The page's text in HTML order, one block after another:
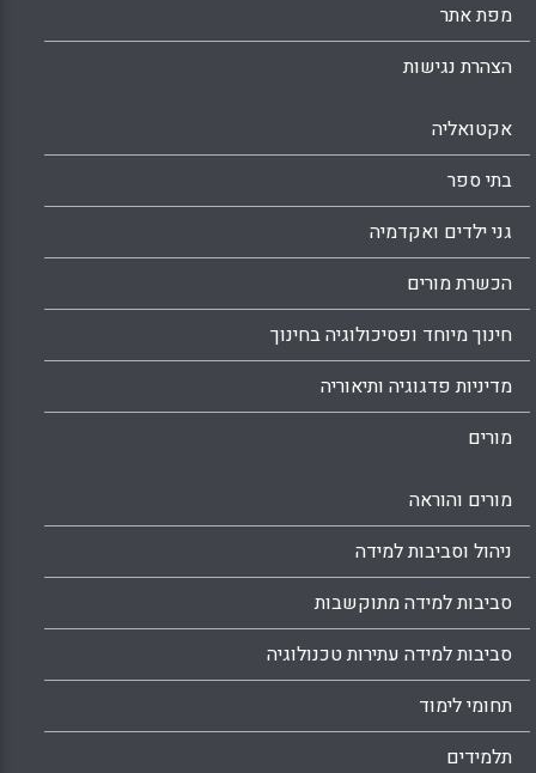
מפת אתר
הצהרת נגישות
אקטואליה
בתי ספר
גני ילדים ואקדמיה
הכשרת מורים
חינוך מיוחד ופסיכולוגיה בחינוך
מדיניות פדגוגיה ותיאוריה
מורים
מורים והוראה
ניהול וסביבות למידה
סביבות למידה מתוקשבות
סביבות למידה עתירות טכנולוגיה
תחומי לימוד
תלמידים